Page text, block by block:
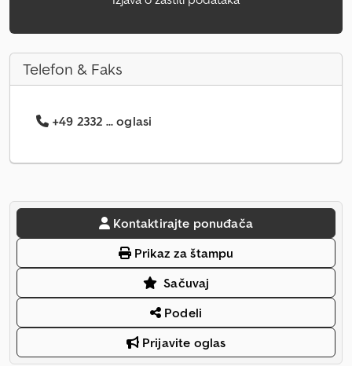
Telefon & Faks
+49 2332 ... oglasi
Kontaktirajte ponuđača
Prikaz za štampu
Sačuvaj
Podeli
Prijavite oglas